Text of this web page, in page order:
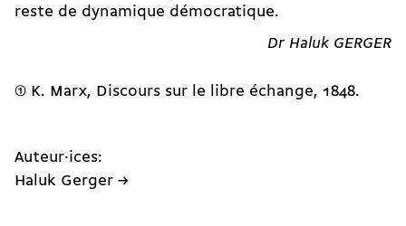
reste de dynamique démocratique.
Dr Haluk GERGER
K. Marx, Discours sur le libre échange, 1848.
Auteur·ices:
Haluk Gerger →